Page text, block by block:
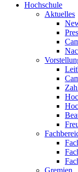
Hochschule
Aktuelles
Gremien